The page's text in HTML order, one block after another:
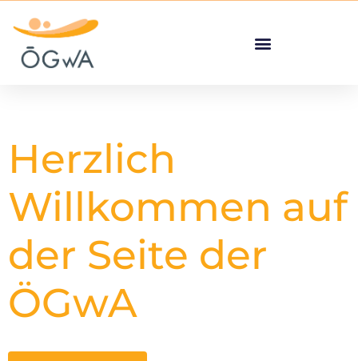
Herzlich
Willkommen auf
der Seite der
ÖGwA